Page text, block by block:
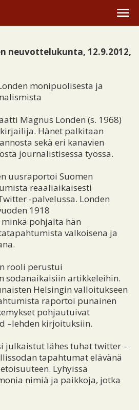
neuvottelukunta, 12.9.2012,
monipuolisesta ja
Magnus Londen (s. 1968)
Hänet palkitaan
sekä eri kanavien
journalistisessa työssä.
uusraportoi Suomen
reaaliaikaisesti
-palvelussa. Londen
1918
pohjalta hän
valkoisena ja
rooli perustui
sodanaikaisiin artikkeleihin.
Helsingin valloitukseen
raportoi punainen
pohjautuivat
–lehden kirjoituksiin.
julkaistut lähes tuhat twitter –
tapahtumat elävänä
Lyhyissä
nimiä ja paikkoja, jotka